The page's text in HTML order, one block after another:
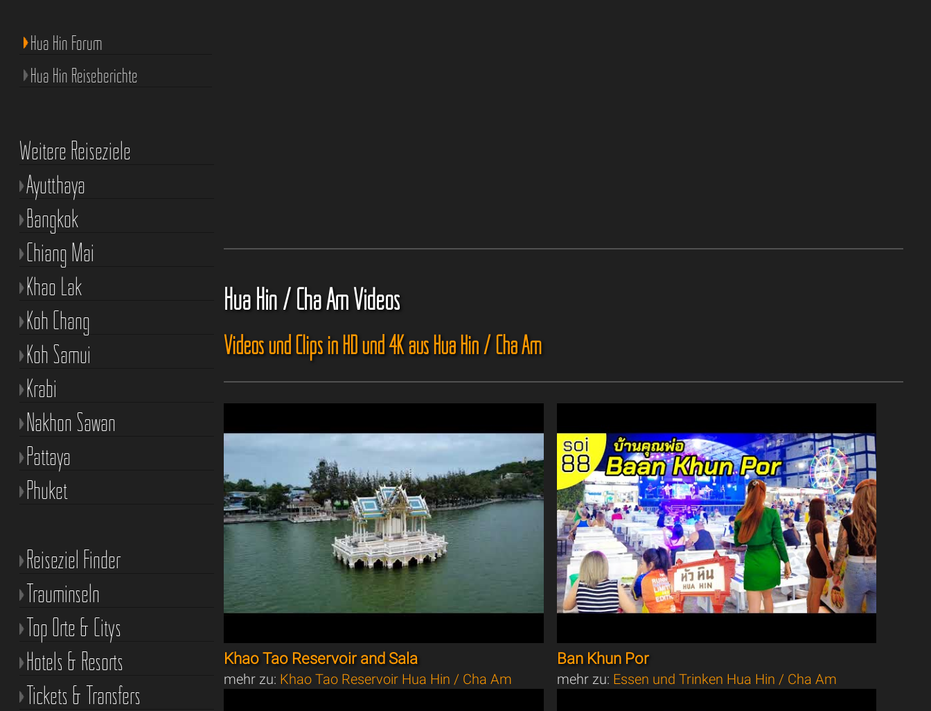
Hua Hin / Cha Am Videos
Videos und Clips in HD und 4K aus Hua Hin / Cha Am
Khao Tao Reservoir and Sala
mehr zu: Khao Tao Reservoir Hua Hin / Cha Am
Ban Khun Por
mehr zu: Essen und Trinken Hua Hin / Cha Am
Hua Hin Forum
Hua Hin Reiseberichte
Weitere Reiseziele
Ayutthaya
Bangkok
Chiang Mai
Khao Lak
Koh Chang
Koh Samui
Krabi
Nakhon Sawan
Pattaya
Phuket
Reiseziel Finder
Trauminseln
Top Orte & Citys
Hotels & Resorts
Tickets & Transfers